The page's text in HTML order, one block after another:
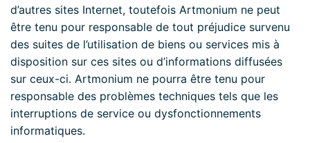
d’autres sites Internet, toutefois Artmonium ne peut
être tenu pour responsable de tout préjudice survenu
des suites de l’utilisation de biens ou services mis à
disposition sur ces sites ou d’informations diffusées
sur ceux-ci. Artmonium ne pourra être tenu pour
responsable des problèmes techniques tels que les
interruptions de service ou dysfonctionnements
informatiques.